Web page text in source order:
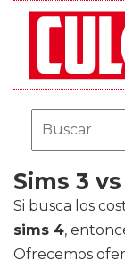
Sims 3
Si busca los
sims 4,
Ofrecemos